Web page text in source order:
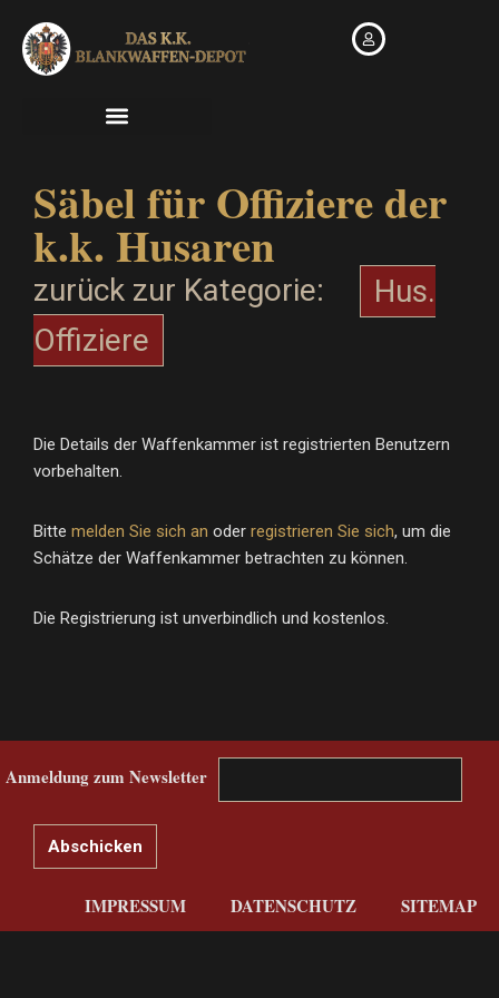
Zum
Säbel für Offiziere der
k.k. Husaren
zurück zur Kategorie:
Hus.
Offiziere
Die Details der Waffenkammer ist registrierten Benutzern
vorbehalten.
Bitte melden Sie sich an oder registrieren Sie sich, um die
Schätze der Waffenkammer betrachten zu können.
Die Registrierung ist unverbindlich und kostenlos.
Anmeldung zum Newsletter
IMPRESSUM DATENSCHUTZ SITEMAP